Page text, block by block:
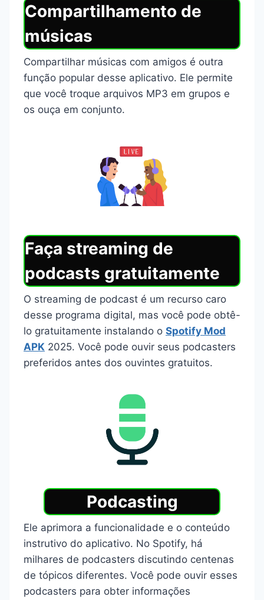
Compartilhamento de
músicas
Compartilhar músicas com amigos é outra
função popular desse aplicativo. Ele permite
que você troque arquivos MP3 em grupos e
os ouça em conjunto.
Faça streaming de
podcasts gratuitamente
O streaming de podcast é um recurso caro
desse programa digital, mas você pode obtê-
lo gratuitamente instalando o Spotify Mod
APK 2025. Você pode ouvir seus podcasters
preferidos antes dos ouvintes gratuitos.
Podcasting
Ele aprimora a funcionalidade e o conteúdo
instrutivo do aplicativo. No Spotify, há
milhares de podcasters discutindo centenas
de tópicos diferentes. Você pode ouvir esses
podcasters para obter informações